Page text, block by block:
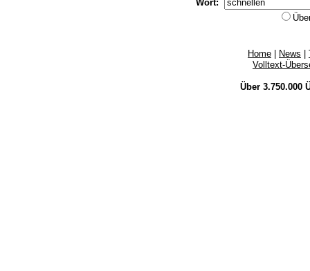
Wort:
Home News
Volltext-
Über 3.750.000